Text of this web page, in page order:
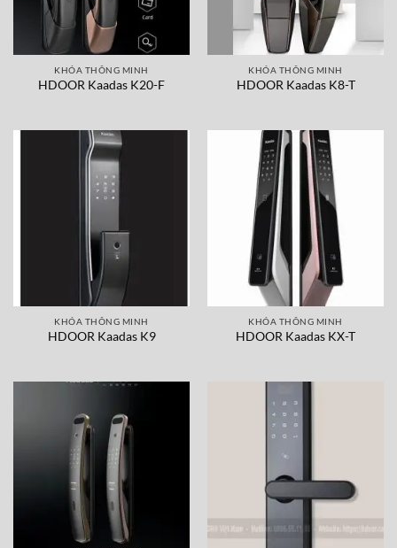
KHÓA THÔNG MINH
HDOOR Kaadas K20-F
KHÓA THÔNG MINH
HDOOR Kaadas K8-T
KHÓA THÔNG MINH
HDOOR Kaadas K9
KHÓA THÔNG MINH
HDOOR Kaadas KX-T